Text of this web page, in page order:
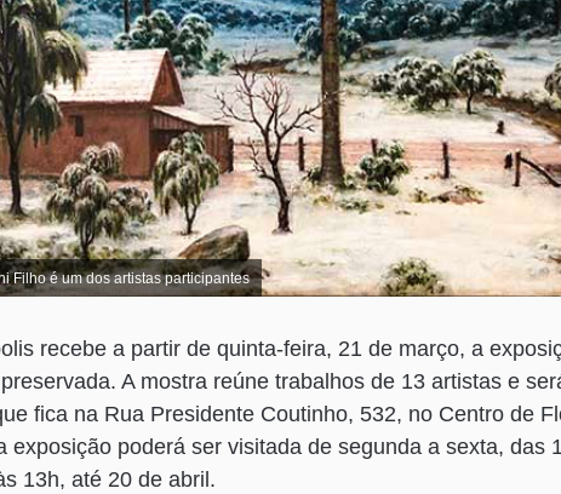
Filho é um dos artistas participantes
recebe a partir de quinta-feira, 21 de março, a
A mostra reúne trabalhos de 13 artistas e
fica na Rua Presidente Coutinho, 532, no Centro de
exposição poderá ser visitada de segunda a sexta, das
13h, até 20 de abril.